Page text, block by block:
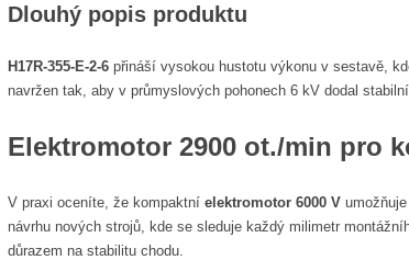
Dlouhý popis produktu
H17R-355-E-2-6 přináší vysokou hustotu výkonu v sestavě,
navržen tak, aby v průmyslových pohonech 6 kV dodal
Elektromotor 2900 ot./min pro
V praxi oceníte, že kompaktní elektromotor 6000 V
návrhu nových strojů, kde se sleduje každý milimetr
důrazem na stabilitu chodu.